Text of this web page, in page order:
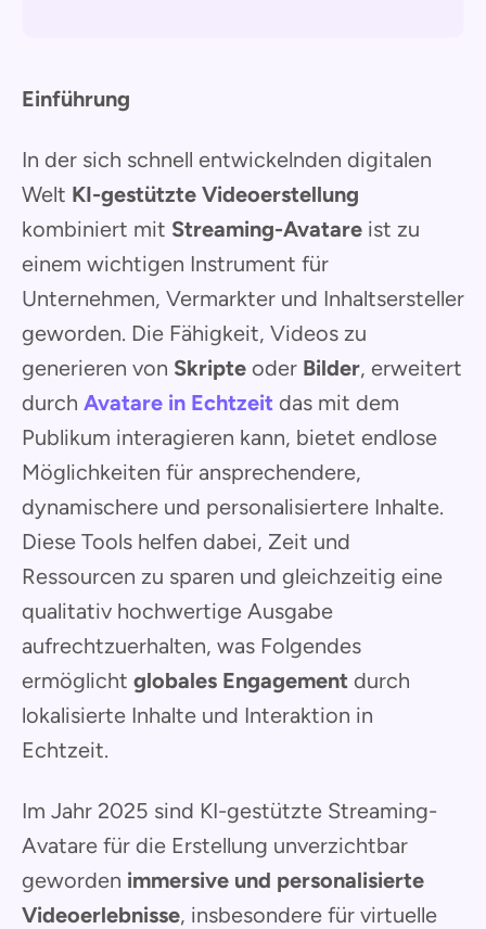
Einführung
In der sich schnell entwickelnden digitalen
Welt KI-gestützte Videoerstellung
kombiniert mit Streaming-Avatare ist zu
einem wichtigen Instrument für
Unternehmen, Vermarkter und Inhaltsersteller
geworden. Die Fähigkeit, Videos zu
generieren von Skripte oder Bilder, erweitert
durch Avatare in Echtzeit das mit dem
Publikum interagieren kann, bietet endlose
Möglichkeiten für ansprechendere,
dynamischere und personalisiertere Inhalte.
Diese Tools helfen dabei, Zeit und
Ressourcen zu sparen und gleichzeitig eine
qualitativ hochwertige Ausgabe
aufrechtzuerhalten, was Folgendes
ermöglicht globales Engagement durch
lokalisierte Inhalte und Interaktion in
Echtzeit.
Im Jahr 2025 sind KI-gestützte Streaming-
Avatare für die Erstellung unverzichtbar
geworden immersive und personalisierte
Videoerlebnisse, insbesondere für virtuelle